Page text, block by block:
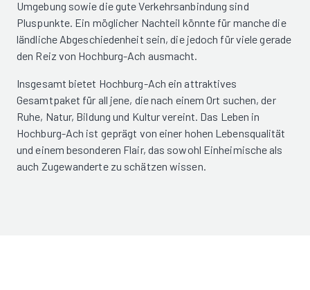
Umgebung sowie die gute Verkehrsanbindung sind
Pluspunkte. Ein möglicher Nachteil könnte für manche die
ländliche Abgeschiedenheit sein, die jedoch für viele gerade
den Reiz von Hochburg-Ach ausmacht.
Insgesamt bietet Hochburg-Ach ein attraktives
Gesamtpaket für all jene, die nach einem Ort suchen, der
Ruhe, Natur, Bildung und Kultur vereint. Das Leben in
Hochburg-Ach ist geprägt von einer hohen Lebensqualität
und einem besonderen Flair, das sowohl Einheimische als
auch Zugewanderte zu schätzen wissen.